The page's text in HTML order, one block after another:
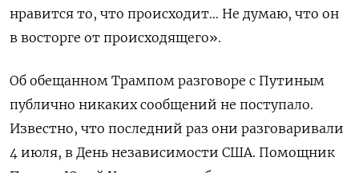
нравится то, что происходит… Не думаю, что он
в восторге от происходящего».
Об обещанном Трампом разговоре с Путиным
публично никаких сообщений не поступало.
Известно, что последний раз они разговаривали
4 июля, в День независимости США. Помощник